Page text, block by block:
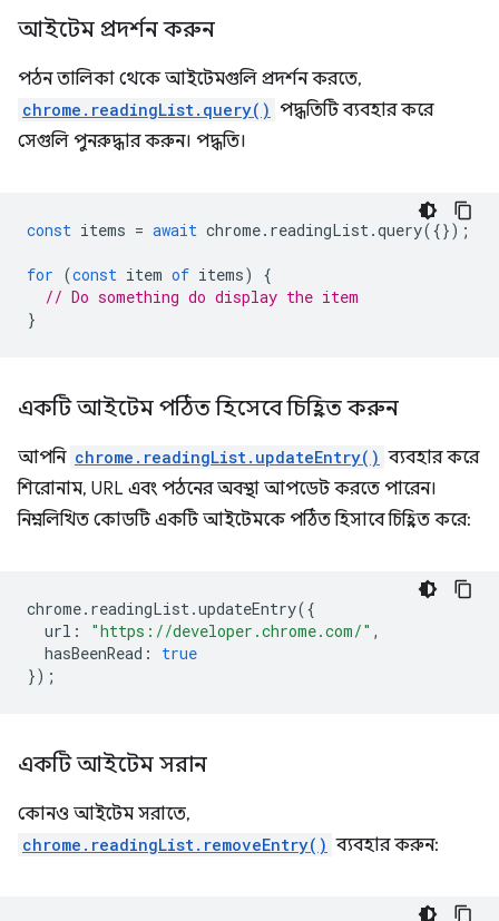
আইটেম প্রদর্শন করুন
পঠন তালিকা থেকে আইটেমগুলি প্রদর্শন করতে,
chrome.readingList.query() পদ্ধতিটি ব্যবহার করে
সেগুলি পুনরুদ্ধার করুন। পদ্ধতি।
const items = await chrome. readingList .query({});
for (const item of items)
{
// Do something do display the item
}
একটি আইটেম পঠিত হিসেবে চিহ্নিত করুন
আপনি chrome.readingList.updateEntry() ব্যবহার করে
শিরোনাম, URL এবং পঠনের অবস্থা আপডেট করতে পারেন।
নিম্নলিখিত কোডটি একটি আইটেমকে পঠিত হিসাবে চিহ্নিত করে:
chrome. readingList .updateEntry({
url : "https://developer.chrome.com/" ,
hasBeenRead :
true
});
একটি আইটেম সরান
কোনও আইটেম সরাতে,
chrome.readingList.removeEntry() ব্যবহার করুন: